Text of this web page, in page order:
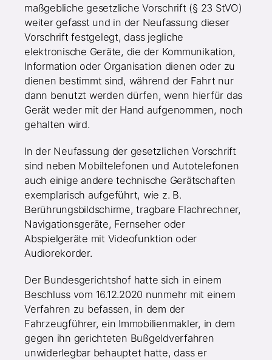
maßgebliche gesetzliche Vorschrift (§ 23 StVO)
weiter gefasst und in der Neufassung dieser
Vorschrift festgelegt, dass jegliche
elektronische Geräte, die der Kommunikation,
Information oder Organisation dienen oder zu
dienen bestimmt sind, während der Fahrt nur
dann benutzt werden dürfen, wenn hierfür das
Gerät weder mit der Hand aufgenommen, noch
gehalten wird.
In der Neufassung der gesetzlichen Vorschrift
sind neben Mobiltelefonen und Autotelefonen
auch einige andere technische Gerätschaften
exemplarisch aufgeführt, wie z. B.
Berührungsbildschirme, tragbare Flachrechner,
Navigationsgeräte, Fernseher oder
Abspielgeräte mit Videofunktion oder
Audiorekorder.
Der Bundesgerichtshof hatte sich in einem
Beschluss vom 16.12.2020 nunmehr mit einem
Verfahren zu befassen, in dem der
Fahrzeugführer, ein Immobilienmakler, in dem
gegen ihn gerichteten Bußgeldverfahren
unwiderlegbar behauptet hatte, dass er